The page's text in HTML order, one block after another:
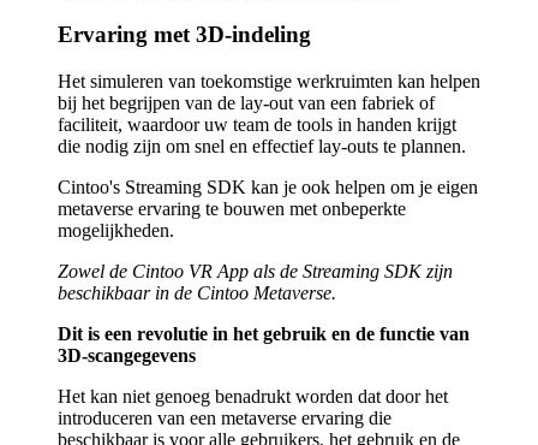
Ervaring met 3D-indeling
Het simuleren van toekomstige werkruimten kan helpen
bij het begrijpen van de lay-out van een fabriek of
faciliteit, waardoor uw team de tools in handen krijgt
die nodig zijn om snel en effectief lay-outs te plannen.
Cintoo's Streaming SDK kan je ook helpen om je eigen
metaverse ervaring te bouwen met onbeperkte
mogelijkheden.
Zowel de Cintoo VR App als de Streaming SDK zijn
beschikbaar in de Cintoo Metaverse.
Dit is een revolutie in het gebruik en de functie van
3D-scangegevens
Het kan niet genoeg benadrukt worden dat door het
introduceren van een metaverse ervaring die
beschikbaar is voor alle gebruikers, het gebruik en de